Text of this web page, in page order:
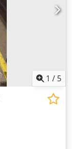
1 / 5